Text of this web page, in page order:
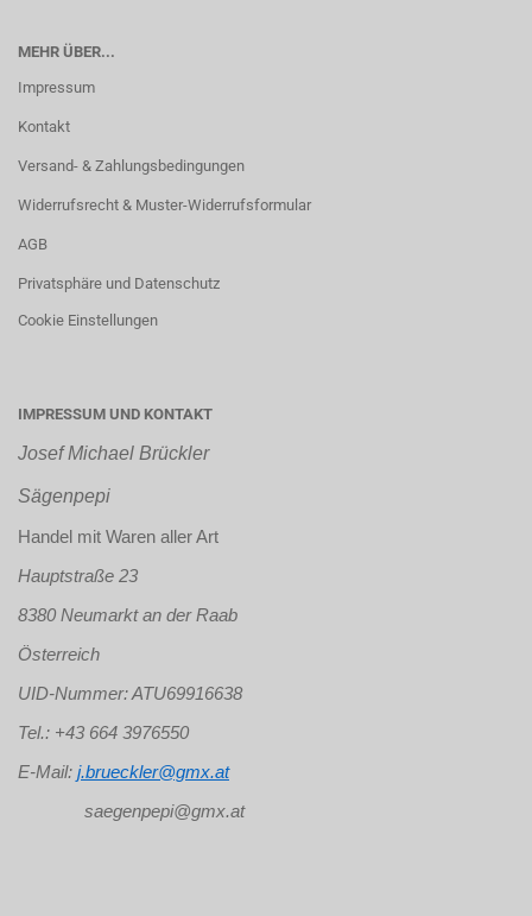
MEHR ÜBER...
Impressum
Kontakt
Versand- & Zahlungsbedingungen
Widerrufsrecht & Muster-Widerrufsformular
AGB
Privatsphäre und Datenschutz
Cookie Einstellungen
IMPRESSUM UND KONTAKT
Josef Michael Brückler
Sägenpepi
Handel mit Waren aller Art
Hauptstraße 23
8380 Neumarkt an der Raab
Österreich
UID-Nummer: ATU69916638
Tel.: +43 664 3976550
E-Mail: j.brueckler@gmx.at
saegenpepi@gmx.at